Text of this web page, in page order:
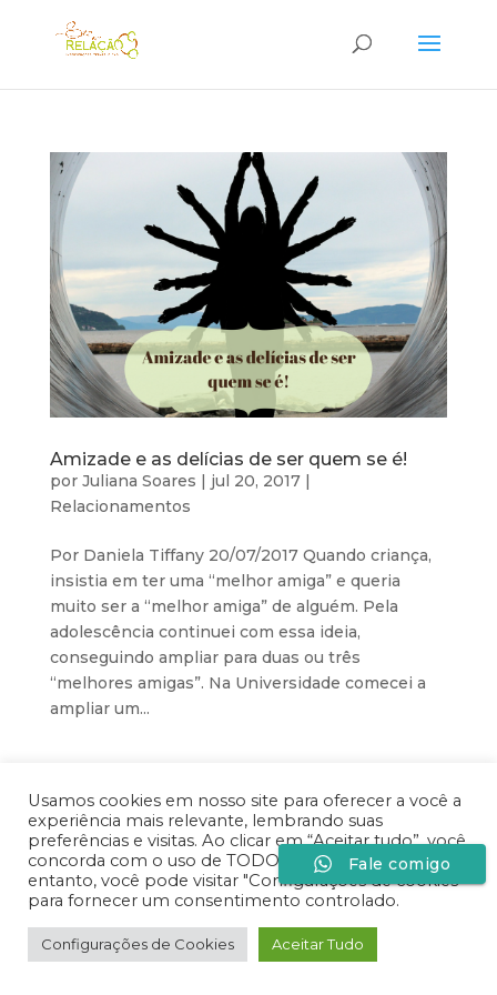
Amizade e as delícias de ser quem se é!
por Juliana Soares | jul 20, 2017|
Relacionamentos
Por Daniela Tiffany 20/07/2017 Quando criança,
insistia em ter uma “melhor amiga” e queria
muito ser a “melhor amiga” de alguém. Pela
adolescência continuei com essa ideia,
conseguindo ampliar para duas ou três
“melhores amigas”. Na Universidade comecei a
ampliar um...
Desenvolvido porEspeciaria Comunicação Sob
Medida
Usamos cookies em nosso site para oferecer a você a
experiência mais relevante, lembrando suas
preferências e visitas. Ao clicar em “Aceitar tudo”, você
concorda com o uso de TODOS os cookies. No
entanto, você pode visitar "Configurações de cookies"
para fornecer um consentimento controlado.
Configurações de Cookies Aceitar Tudo
Fale comigo